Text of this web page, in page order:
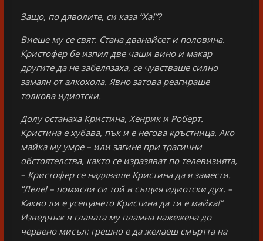
Защо, по дяволите, си каза “Ха!”?
Виеше му се свят. Стана дванайсет и половина.
Кристофер бе изпил две чаши вино и макар
другите да не забелязаха, се чувстваше силно
замаян от алкохола. Явно затова реагираше
толкова идиотски.
Долу останаха Кристина, Хенрик и Роберт.
Кристина е хубава, пък и е негова кръстница. Ако
майка му умре – или загине при трагични
обстоятелства, както се изразяват по телевизията,
– Кристофер се надяваше Кристина да я замести.
“Леле! – помисли си той в същия идиотски дух. –
Какво ли е усещането Кристина да ти е майка!”
Изведнъж в главата му пламна нажежена до
червено мисъл: грешно е да желаеш смъртта на